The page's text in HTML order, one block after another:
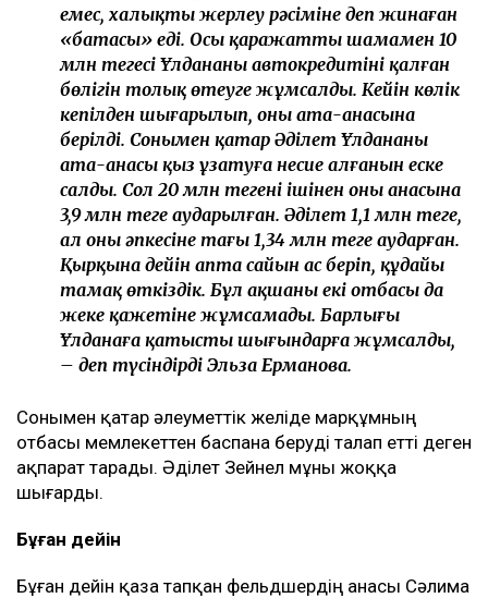
емес, халықтың жерлеу рәсіміне деп жинаған
«батасы» еді. Осы қаражаттың шамамен 10
млн теңгесі Ұлдананың автокредитінің қалған
бөлігін толық өтеуге жұмсалды. Кейін көлік
кепілден шығарылып, оның ата-анасына
берілді. Сонымен қатар Әділет Ұлдананың
ата-анасы қыз ұзатуға несие алғанын еске
салды. Сол 20 млн теңгенің ішінен оның анасына
3,9 млн теңге аударылған. Әділет 1,1 млн теңге,
ал оның әпкесіне тағы 1,34 млн теңге аударған.
Қырқына дейін апта сайын ас беріп, құдайы
тамақ өткіздік. Бұл ақшаны екі отбасы да
жеке қажетіне жұмсамады. Барлығы
Ұлданаға қатысты шығындарға жұмсалды,
– деп түсіндірді Эльза Ерманова.
Сонымен қатар әлеуметтік желіде марқұмның
отбасы мемлекеттен баспана беруді талап етті деген
ақпарат тарады. Әділет Зейнел мұны жоққа
шығарды.
Бұған дейін
Бұған дейін қаза тапқан фельдшердің анасы Сәлима